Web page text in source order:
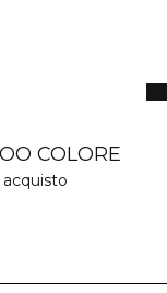
COLORE